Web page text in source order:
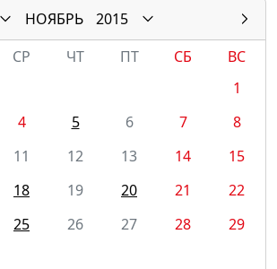
НОЯБРЬ
2015
СР ЧТ ПТ СБ
ВС
1
4 5 6 7
8
11 12 13 14
15
18 19 20 21
22
25 26 27 28
29